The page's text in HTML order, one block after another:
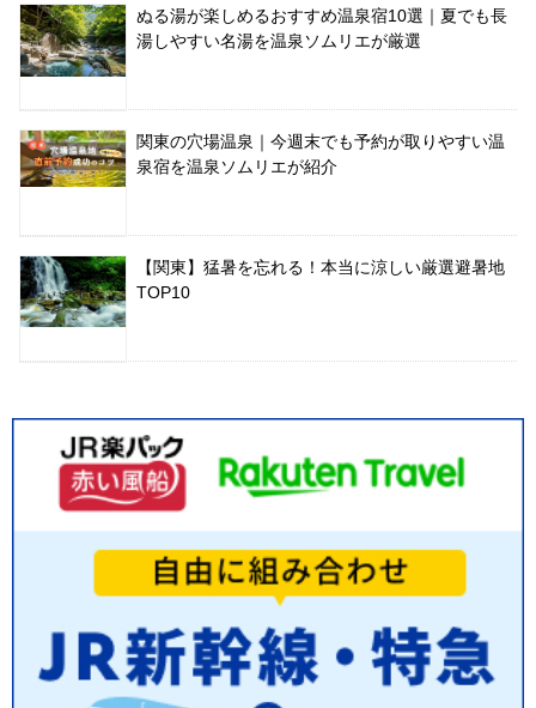
ぬる湯が楽しめるおすすめ温泉宿10選｜夏でも長
湯しやすい名湯を温泉ソムリエが厳選
関東の穴場温泉｜今週末でも予約が取りやすい温
泉宿を温泉ソムリエが紹介
【関東】猛暑を忘れる！本当に涼しい厳選避暑地
TOP10